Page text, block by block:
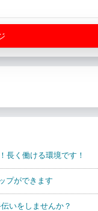
く働ける環境です！
プができます
いをしませんか？